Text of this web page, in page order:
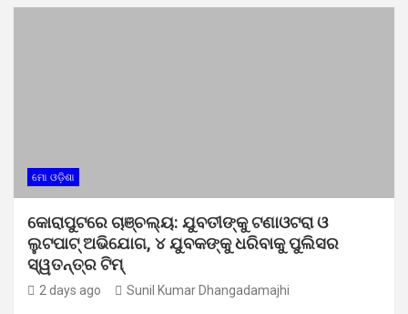
ମୋ ଓଡ଼ିଶା
କୋରାପୁଟରେ ଚାଞ୍ଚଲ୍ୟ: ଯୁବତୀଙ୍କୁ ଟଣାଓଟରା ଓ
ଲୁଟପାଟ୍ ଅଭିଯୋଗ, ୪ ଯୁବକଙ୍କୁ ଧରିବାକୁ ପୁଲିସର
ସ୍ୱତନ୍ତ୍ର ଟିମ୍
2 days ago Sunil Kumar Dhangadamajhi